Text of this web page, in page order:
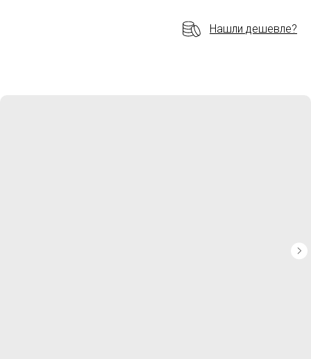
Нашли дешевле?